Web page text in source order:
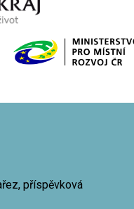
příspěvková